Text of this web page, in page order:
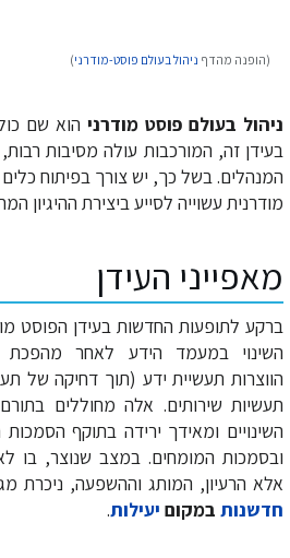
(הופנה מהדף ניהול בעולם פוסט-מודרני)
לניווט
לחיפוש
ניהול בעולם פוסט מודרני הוא שם
בעידן זה, המורכבות עולה מסיבות
המנהלים. בשל כך, יש צורך בפיתוח
מודרנית עשוייה לסייע ביצירת ההיגיון
מאפייני העידן
ברקע לתופעות החדשות בעידן הפוסט
השינוי במעמד הידע לאחר מהפכת
הווצרות תעשיית ידע (תוך דחיקה של
תעשיות שירותים. אלה מחוללים
השינויים ומאידך ירידה בתוקף הסמכות
ובסמכות המומחים. במצב שנוצר, בו
אלא הרעיון, המותג וההשפעה,
חדשנות במקום יעילות.